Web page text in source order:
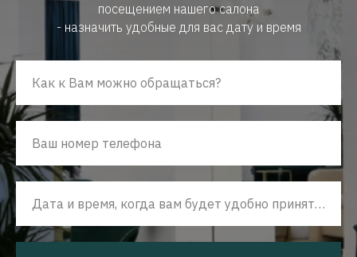
посещением нашего салона
- назначить удобные для вас дату и время
Как к Вам можно обращаться?
Ваш номер телефона
Дата и время, когда вам будет удобно принять наш звонок